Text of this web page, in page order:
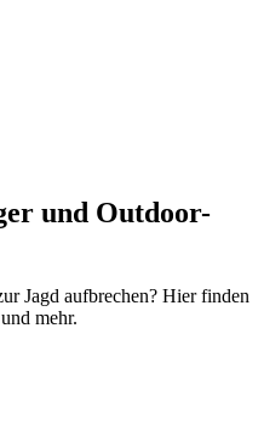
und Outdoor-
Jagd aufbrechen? Hier finden
mehr.